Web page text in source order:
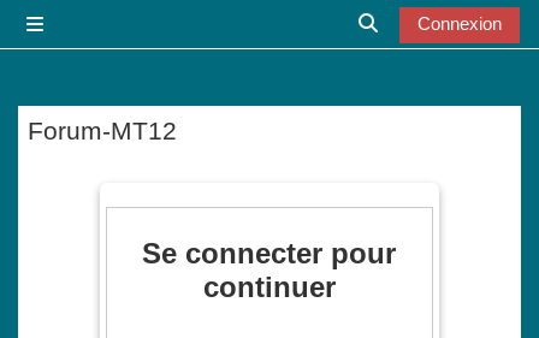
Activer/désactiver
Connexion
Forum-MT12
Se connecter pour
continuer